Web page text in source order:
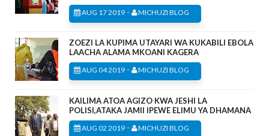
AUG 17 2019 - MICHUZI BLOG
ZOEZI LA KUPIMA UTAYARI WA KUKABILI EBOLA
LAACHA ALAMA MKOANI KAGERA
AUG 04 2019 - MICHUZI BLOG
KAILIMA ATOA AGIZO KWA JESHI LA
POLISI,ATAKA JAMII IPEWE ELIMU YA DHAMANA
AUG 02 2019 - MICHUZI BLOG